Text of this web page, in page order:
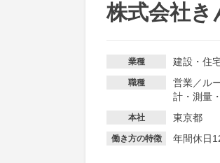
株式会社き
業種 建設・住
職種 営業／ ル
計・測量
本社 東京都
働き方の特徴 年間休日